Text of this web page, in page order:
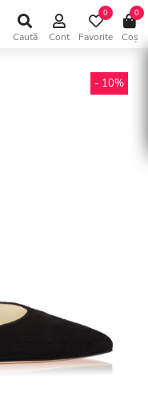
Caută Cont Favorite
0
Coș
0
- 10%